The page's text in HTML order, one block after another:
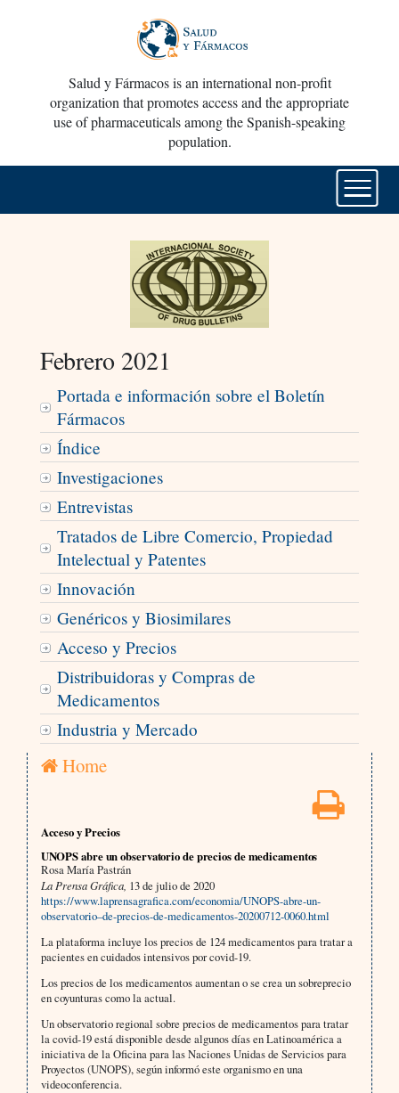
Salud y Fármacos is an international non-profit
organization that promotes access and the appropriate
use of pharmaceuticals among the Spanish-speaking
population.
Febrero 2021
Portada e información sobre el Boletín
Fármacos
Índice
Investigaciones
Entrevistas
Tratados de Libre Comercio, Propiedad
Intelectual y Patentes
Innovación
Genéricos y Biosimilares
Acceso y Precios
Distribuidoras y Compras de
Medicamentos
Industria y Mercado
Home
Acceso y Precios
UNOPS abre un observatorio de precios de medicamentos
Rosa María Pastrán
La Prensa Gráfica, 13 de julio de 2020
https://www.laprensagrafica.com/economia/UNOPS-abre-un-
observatorio–de-precios-de-medicamentos-20200712-0060.html
La plataforma incluye los precios de 124 medicamentos para tratar a
pacientes en cuidados intensivos por covid-19.
Los precios de los medicamentos aumentan o se crea un sobreprecio
en coyunturas como la actual.
Un observatorio regional sobre precios de medicamentos para tratar
la covid-19 está disponible desde algunos días en Latinoamérica a
iniciativa de la Oficina para las Naciones Unidas de Servicios para
Proyectos (UNOPS), según informó este organismo en una
videoconferencia.